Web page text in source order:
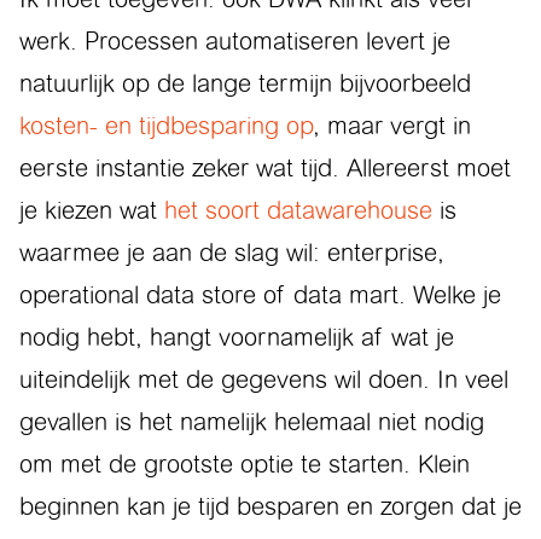
werk. Processen automatiseren levert je
natuurlijk op de lange termijn bijvoorbeeld
kosten- en tijdbesparing op, maar vergt in
eerste instantie zeker wat tijd. Allereerst moet
je kiezen wat het soort datawarehouse is
waarmee je aan de slag wil: enterprise,
operational data store of data mart. Welke je
nodig hebt, hangt voornamelijk af wat je
uiteindelijk met de gegevens wil doen. In veel
gevallen is het namelijk helemaal niet nodig
om met de grootste optie te starten. Klein
beginnen kan je tijd besparen en zorgen dat je